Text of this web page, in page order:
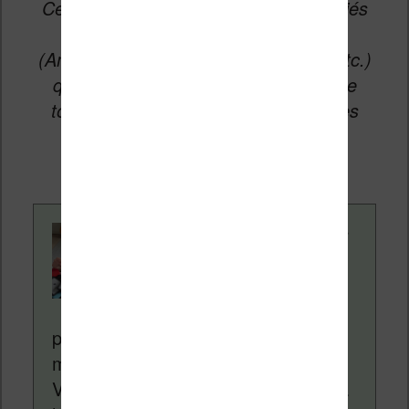
Cet article peut contenir des liens affiliés
(Amazon, Fnac, Cultura, Boulanger, etc.)
qui permettent aux auteurs du site de
toucher une petite commission sur les
Contenu rédigé par
pour vous aider à naviguer dans le
monde des liseuses (Kindle, Kobo,
Vivlio, etc) et faire la promotion de la